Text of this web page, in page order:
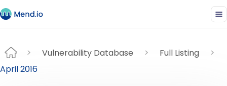
Vulnerability Database
Full Listing
April 2016